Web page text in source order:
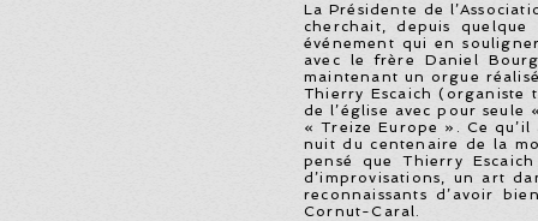
La Présidente de
cherchait, depuis
événement qui en
avec le frère Daniel
maintenant un orgue
Thierry Escaich (organiste
de l’église avec pour
« Treize Europe ». Ce
nuit du centenaire de la
pensé que Thierry
d’improvisations, un art
reconnaissants d’avoir
Cornut-Caral.